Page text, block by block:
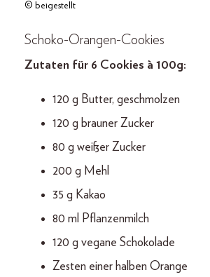
© beigestellt
Schoko-Orangen-Cookies
Zutaten für 6 Cookies à 100 g:
120 g Butter, geschmolzen
120 g brauner Zucker
80 g weißer Zucker
200 g Mehl
35 g Kakao
80 ml Pflanzenmilch
120 g vegane Schokolade
Zesten einer halben Orange